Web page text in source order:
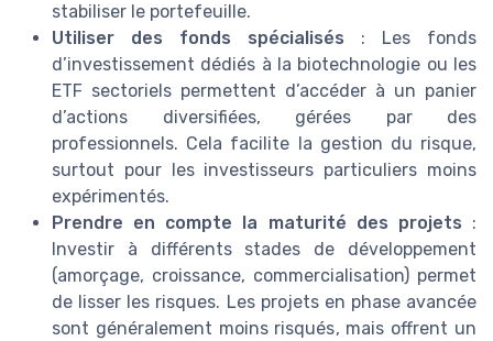
stabiliser le portefeuille.
Utiliser des fonds spécialisés : Les fonds
d’investissement dédiés à la biotechnologie ou les
ETF sectoriels permettent d’accéder à un panier
d’actions diversifiées, gérées par des
professionnels. Cela facilite la gestion du risque,
surtout pour les investisseurs particuliers moins
expérimentés.
Prendre en compte la maturité des projets :
Investir à différents stades de développement
(amorçage, croissance, commercialisation) permet
de lisser les risques. Les projets en phase avancée
sont généralement moins risqués, mais offrent un